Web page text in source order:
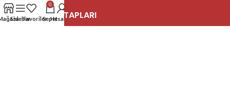
ASKERI SINAV KITAPLARI
SidebarFavoriler
0
SepetHesabım